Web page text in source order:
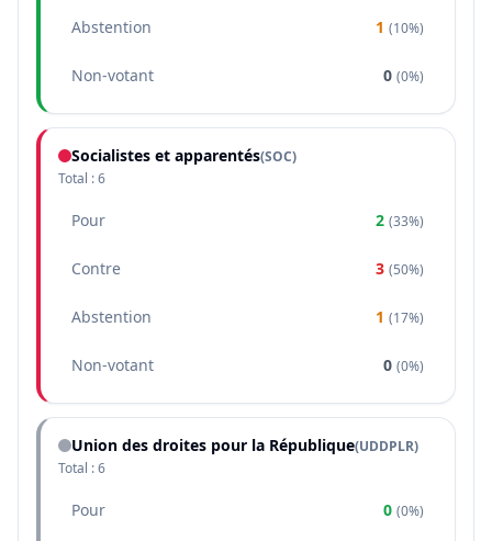
Abstention 1 (10%)
Non-votant 0 (0%)
Socialistes et apparentés(SOC)
Total :6
Pour 2 (33%)
Contre 3 (50%)
Abstention 1 (17%)
Non-votant 0 (0%)
Union des droites pour la République(UDDPLR)
Total :6
Pour 0 (0%)